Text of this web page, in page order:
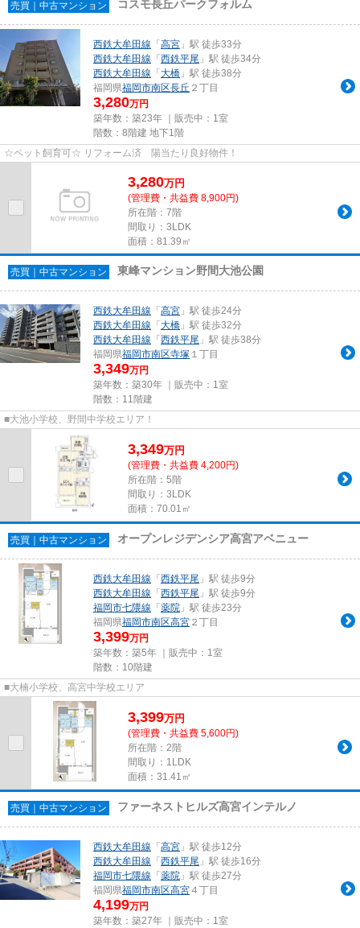
売買｜中古マンション コスモ長丘パークフォルム
西鉄大牟田線 「 高宮 」駅 徒歩33分
西鉄大牟田線 「 西鉄平尾 」駅 徒歩34分
西鉄大牟田線 「 大橋 」駅 徒歩38分
福岡県福岡市南区長丘 ２丁目
3,280万円
築年数：築23年 ｜販売中： 1室
階数：8階建 地下1階
☆ペット飼育可☆ リフォーム済 陽当たり良好物件！
3,280万円
(管理費・共益費 8,900円)
所在階：7階
間取り：3LDK
面積：81.39㎡
売買｜中古マンション 東峰マンション野間大池公園
西鉄大牟田線 「 高宮 」駅 徒歩24分
西鉄大牟田線 「 大橋 」駅 徒歩32分
西鉄大牟田線 「 西鉄平尾 」駅 徒歩38分
福岡県福岡市南区寺塚 １丁目
3,349万円
築年数：築30年 ｜販売中： 1室
階数：11階建
■大池小学校、野間中学校エリア！
3,349万円
(管理費・共益費 4,200円)
所在階：5階
間取り：3LDK
面積：70.01㎡
売買｜中古マンション オープンレジデンシア高宮アベニュー
西鉄大牟田線 「 西鉄平尾 」駅 徒歩9分
西鉄大牟田線 「 西鉄平尾 」駅 徒歩9分
福岡市七隈線 「 薬院 」駅 徒歩23分
福岡県福岡市南区高宮 ２丁目
3,399万円
築年数：築5年 ｜販売中： 1室
階数：10階建
■大楠小学校、高宮中学校エリア
3,399万円
(管理費・共益費 5,600円)
所在階：2階
間取り：1LDK
面積：31.41㎡
売買｜中古マンション ファーネストヒルズ高宮インテルノ
西鉄大牟田線 「 高宮 」駅 徒歩12分
西鉄大牟田線 「 西鉄平尾 」駅 徒歩16分
福岡市七隈線 「 薬院 」駅 徒歩27分
福岡県福岡市南区高宮 ４丁目
4,199万円
築年数：築27年 ｜販売中： 1室